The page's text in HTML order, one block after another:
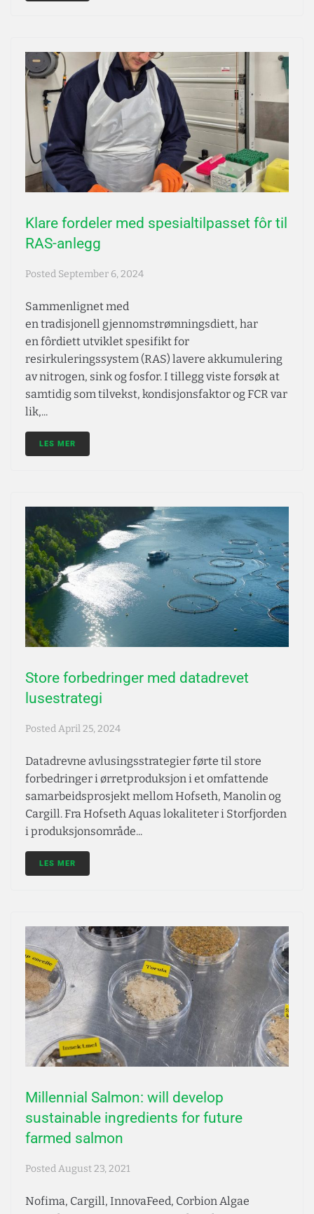
Klare fordeler med spesialtilpasset fôr til
RAS-anlegg
Posted September 6, 2024
Sammenlignet med
en tradisjonell gjennomstrømningsdiett, har
en fôrdiett utviklet spesifikt for
resirkuleringssystem (RAS) lavere akkumulering
av nitrogen, sink og fosfor. I tillegg viste forsøk at
samtidig som tilvekst, kondisjonsfaktor og FCR var
lik,...
LES MER
Store forbedringer med datadrevet
lusestrategi
PostedApril 25, 2024
Datadrevne avlusingsstrategier førte til store
forbedringer i ørretproduksjon i et omfattende
samarbeidsprosjekt mellom Hofseth, Manolin og
Cargill. Fra Hofseth Aquas lokaliteter i Storfjorden
i produksjonsområde...
LES MER
Millennial Salmon: will develop
sustainable ingredients for future
farmed salmon
PostedAugust 23, 2021
Nofima, Cargill, InnovaFeed, Corbion Algae